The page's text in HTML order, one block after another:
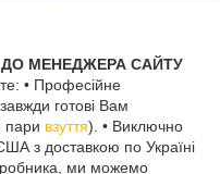
МЕНЕДЖЕРА САЙТУ
• Професійне
готові Вам
пари взуття). • Виключно
з доставкою по Україні
ми можемо